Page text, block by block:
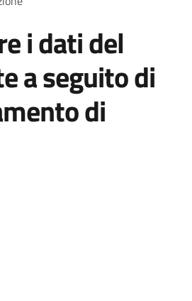
i dati del
a seguito di
di